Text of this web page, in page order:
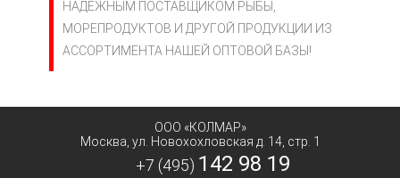
НАДЕЖНЫМ ПОСТАВЩИКОМ РЫБЫ,
МОРЕПРОДУКТОВ И ДРУГОЙ ПРОДУКЦИИ ИЗ
АССОРТИМЕНТА НАШЕЙ ОПТОВОЙ БАЗЫ!
ООО «КОЛМАР»
Москва ул. Новохохловская д. 14, стр. 1
+7 (495) 142 98 19